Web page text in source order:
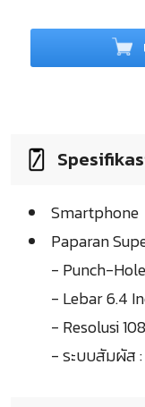
Smartphone
Paparan
- Punch-
- Lebar 6.4
- Resolusi
- ระบบสัมผัส